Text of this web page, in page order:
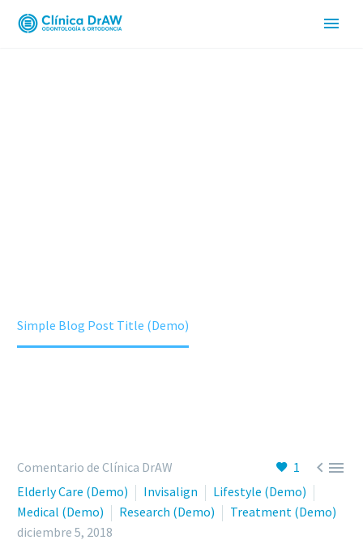
Simple Blog Post Title (Demo)
1 
Comentario de Clínica DrAW
Elderly Care (Demo)
Invisalign
Lifestyle (Demo)
Medical (Demo)
Research (Demo)
Treatment (Demo)
diciembre 5, 2018